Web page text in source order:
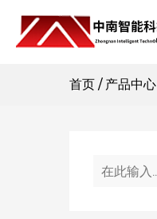
首页 / 产品中心